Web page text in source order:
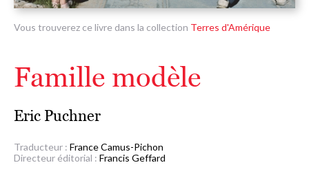
Vous trouverez ce livre dans la collection Terres d'Amérique
Famille modèle
Eric Puchner
Traducteur : France Camus-Pichon
Directeur éditorial : Francis Geffard